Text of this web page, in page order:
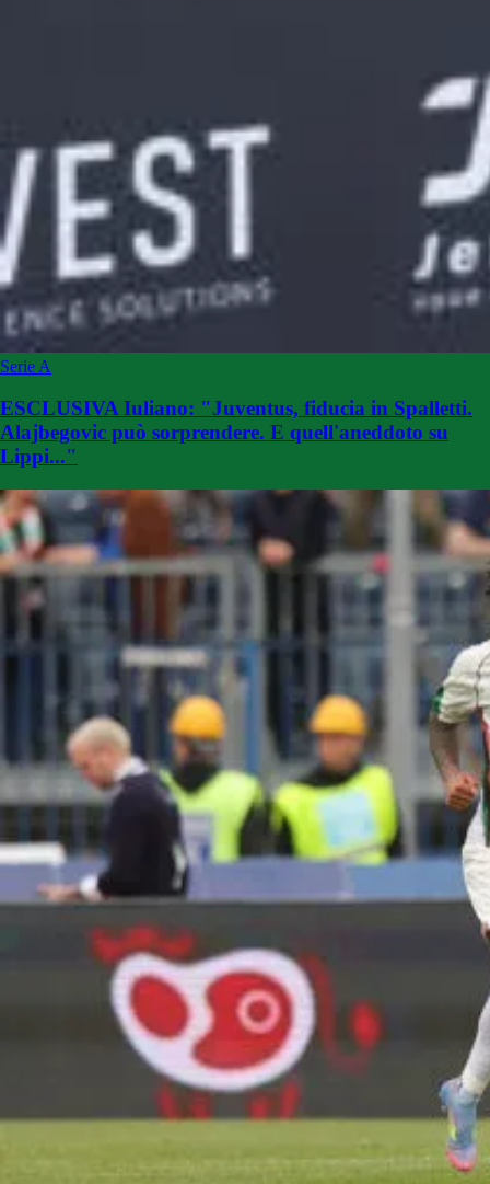
Serie A
ESCLUSIVA Iuliano: "Juventus, fiducia in Spalletti.
Alajbegovic può sorprendere. E quell'aneddoto su
Lippi..."